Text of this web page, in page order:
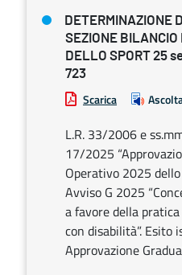
DETERMINAZIONE
SEZIONE
DELLO SPORT 25
723
Scarica
L.R. 33/2006 e
17/2025
Operativo 2025
Avviso G 2025
a favore della
con disabilità”.
Approvazione